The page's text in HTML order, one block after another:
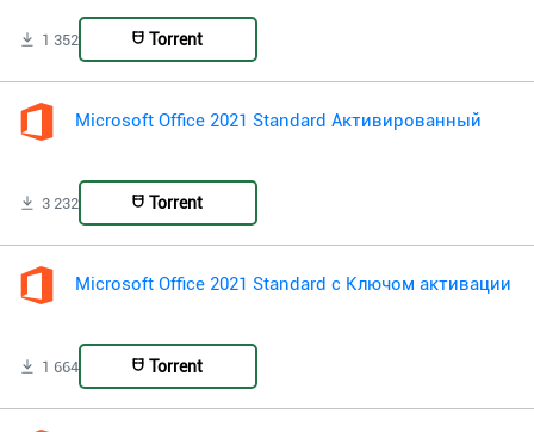
1 352 Torrent
Microsoft Office 2021 Standard Активированный
3 232 Torrent
Microsoft Office 2021 Standard с Ключом активации
1 664 Torrent